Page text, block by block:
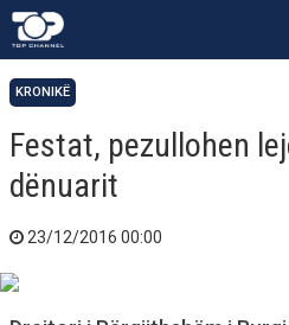
KRONIKË
Festat, pezullohen
dënuarit
23/12/2016 00:00